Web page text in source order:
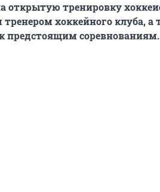
открытую тренировку
хоккейного клуба, а
предстоящим соревнованиям.